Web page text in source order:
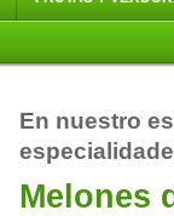
En nuestro
Melones